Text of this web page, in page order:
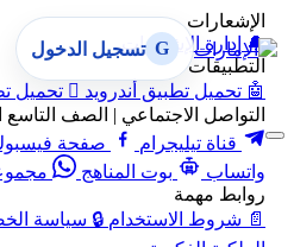
الإشعارات
🔔 إدارة الإشعارات
التطبيقات
🤖 تحميل تطبيق أندرويد  تحميل
التواصل الاجتماعي | الصف التاسع
قناة تيليجرام
صفحة
واتساب
بوت المناهج
روابط مهمة
📄 شروط الاستخدام 🔒 سياسة
G تسجيل الدخول